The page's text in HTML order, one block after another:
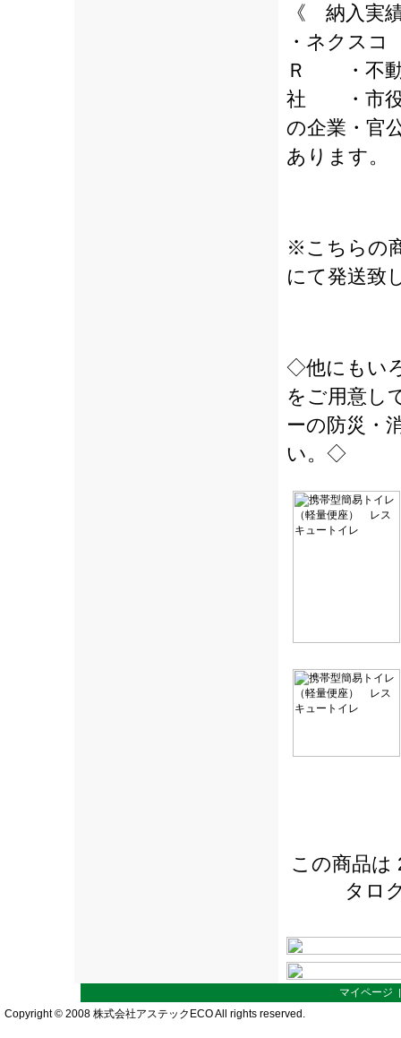
《 納入実
・ネクス
Ｒ ・不
社 ・市役
の企業・官
あります。
※こちらの
にて発送致
◇他にもい
をご用意し
ーの防災・
い。◇
この商品は
タロ
マイページ
Copyright © 2008 株式会社アステックECO All rights reserved.